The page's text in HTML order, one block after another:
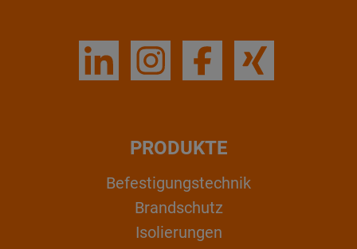
PRODUKTE
Befestigungstechnik
Brandschutz
Isolierungen